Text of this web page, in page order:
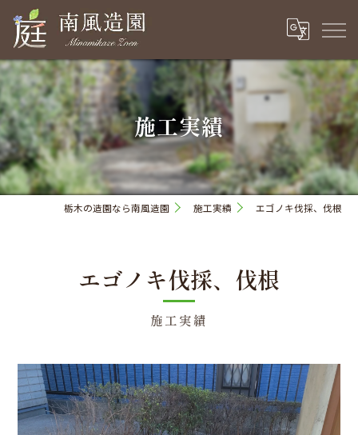
施工実績
栃木の造園なら南風造園 施工実績 エゴノキ伐採、伐根
施工実績
エゴノキ伐採、伐根